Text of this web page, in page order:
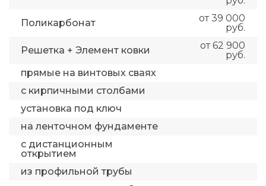
Поликарбонат
от 39 000
руб.
Решетка + Элемент ковки
от 62 900
руб.
прямые на винтовых сваях
с кирпичными столбами
установка под ключ
на ленточном фундаменте
с дистанционным
открытием
из профильной трубы